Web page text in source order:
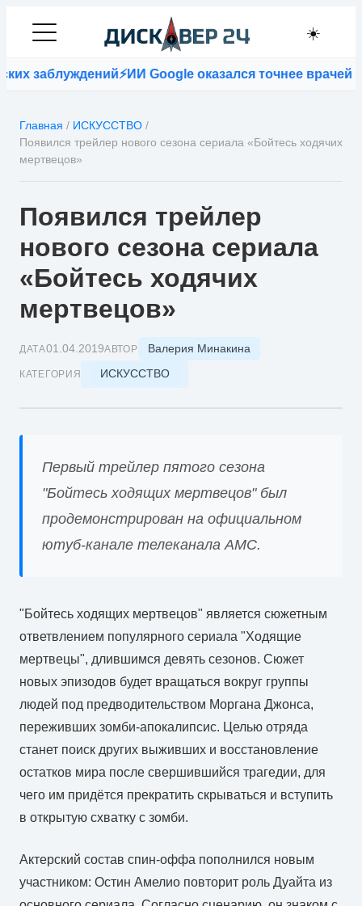
☀️
заблуждений⚡ИИ Google оказался точнее врачей
Главная / ИСКУССТВО /
Появился трейлер нового сезона сериала «Бойтесь ходячих
мертвецов»
Появился трейлер
нового сезона сериала
«Бойтесь ходячих
мертвецов»
ДАТА01.04.2019АВТОР Валерия Минакина
КАТЕГОРИЯ ИСКУССТВО
Первый трейлер пятого сезона
"Бойтесь ходящих мертвецов" был
продемонстрирован на официальном
ютуб-канале телеканала AMC.
"Бойтесь ходящих мертвецов" является сюжетным
ответвлением популярного сериала "Ходящие
мертвецы", длившимся девять сезонов. Сюжет
новых эпизодов будет вращаться вокруг группы
людей под предводительством Моргана Джонса,
переживших зомби-апокалипсис. Целью отряда
станет поиск других выживших и восстановление
остатков мира после свершившийся трагедии, для
чего им придётся прекратить скрываться и вступить
в открытую схватку с зомби.
Актерский состав спин-оффа пополнился новым
участником: Остин Амелио повторит роль Дуайта из